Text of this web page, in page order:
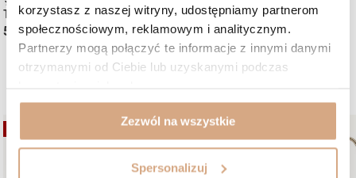
korzystasz z naszej witryny, udostępniamy partnerom
społecznościowym, reklamowym i analitycznym.
Partnerzy mogą połączyć te informacje z innymi danymi
otrzymanymi od Ciebie lub uzyskanymi podczas
Zezwól na wszystkie
Spersonalizuj
Torebka damska shopper
599 zł
Torebka skórzana na
599 zł
Mogą Ci się spodobać: